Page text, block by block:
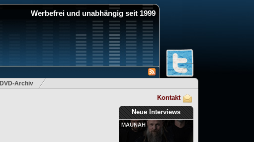
Werbefrei und unabhängig seit 1999
DVD-Archiv
Kontakt
Neue Interviews
MAUNAH